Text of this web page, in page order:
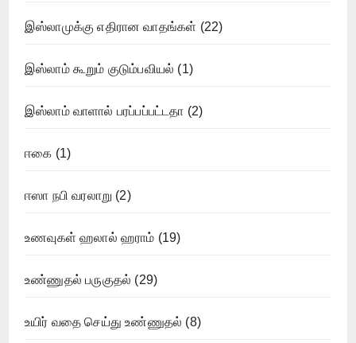
இஸ்லாமுக்கு எதிரான வாதங்கள் (22)
இஸ்லாம் கூறும் குடும்பவியல் (1)
இஸ்லாம் வாளால் பரப்பப்பட்டதா (2)
ஈகை (1)
ஈஸா நபி வரலாறு (2)
உணவுகள் ஹலால் ஹராம் (19)
உண்ணுதல் பருகுதல் (29)
உயிர் வதை செய்து உண்ணுதல் (8)